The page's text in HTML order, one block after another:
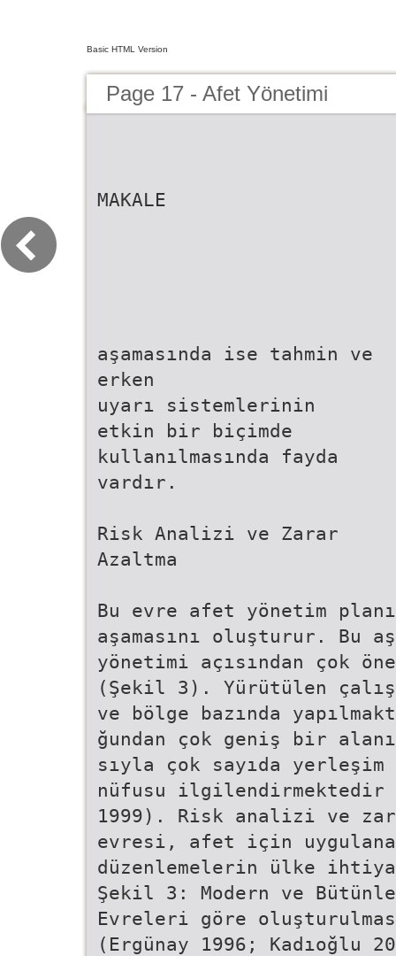
Basic HTML Version
Page 17 - Afet Yönetimi
MAKALE
aşamasında ise tahmin ve
erken
uyarı sistemlerinin
etkin bir biçimde
kullanılmasında fayda
vardır.
Risk Analizi ve Zarar
Azaltma
Bu evre afet yönetim
aşamasını oluşturur. Bu
yönetimi açısından çok
(Şekil 3). Yürütülen
ve bölge bazında
ğundan çok geniş bir
sıyla çok sayıda
nüfusu ilgilendirmektedir
1999). Risk analizi ve
evresi, afet için
düzenlemelerin ülke
Şekil 3: Modern ve
Evreleri göre
(Ergünay 1996; Kadıoğlu